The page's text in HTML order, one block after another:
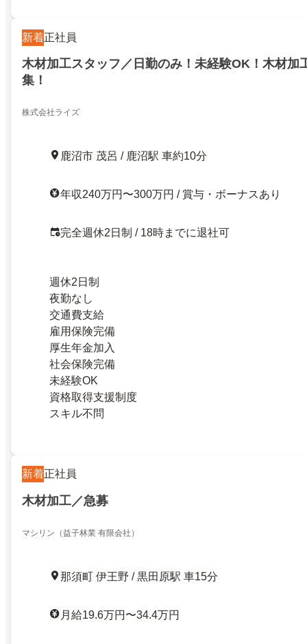
新着正社員
木材加工スタッフ／日勤のみ！未経験OK！木材加
集！
株式会社ライズ
鹿沼市 茂呂 / 鹿沼駅 車約10分
年収240万円〜300万円 / 賞与・ボーナスあり
完全週休2日制 / 18時までに退社可
週休2日制
夜勤なし
交通費支給
雇用保険完備
厚生年金加入
社会保険完備
未経験OK
資格取得支援制度
スキル不問
新着正社員
木材加工／急募
マシリン（益子林業 有限会社）
那須町 伊王野 / 黒田原駅 車15分
月給19.6万円〜34.4万円